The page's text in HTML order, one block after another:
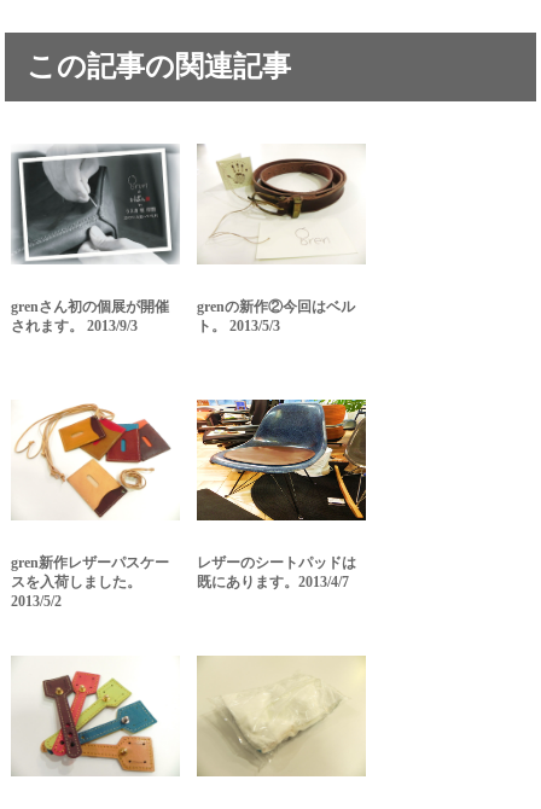
この記事の関連記事
grenさん初の個展が開催
されます。 2013/9/3
grenの新作②今回はベル
ト。 2013/5/3
gren新作レザーパスケー
スを入荷しました。
2013/5/2
レザーのシートパッドは
既にあります。2013/4/7